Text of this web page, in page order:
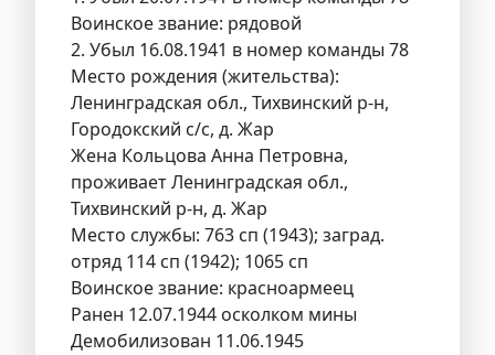
Воинское звание: рядовой
2. Убыл 16.08.1941 в номер команды 78
Место рождения (жительства):
Ленинградская обл., Тихвинский р-н,
Городокский с/с, д. Жар
Жена Кольцова Анна Петровна,
проживает Ленинградская обл.,
Тихвинский р-н, д. Жар
Место службы: 763 сп (1943); заград.
отряд 114 сп (1942); 1065 сп
Воинское звание: красноармеец
Ранен 12.07.1944 осколком мины
Демобилизован 11.06.1945